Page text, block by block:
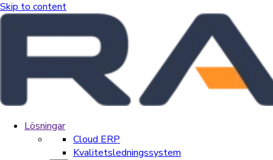
Skip to content
Lösningar
Cloud ERP
Kvalitetsledningssystem